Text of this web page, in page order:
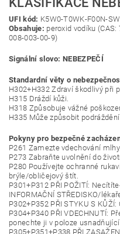
UFI kód: K5W0-T0WK-F00N-
Obsahuje: peroxid vodíku
008-003-00-9)
Signální slovo: NEBEZPEČÍ
Standardní věty o
H302+H332 Zdraví škodlivý při
H315 Dráždí kůži.
H318 Způsobuje vážné
H335 Může způsobit
Pokyny pro bezpečné
P261 Zamezte vdechování
P273 Zabraňte uvolnění do
P280 Používejte ochranné
brýle/obličejový štít.
P301+P312 PŘI POŽITÍ:
INFORMAČNÍ STŘEDISKO/
P302+P352 PŘI STYKU S
P304+P340 PŘI VDECHNUTÍ:
ponechte ji v poloze
P305+P351+P338 PŘI